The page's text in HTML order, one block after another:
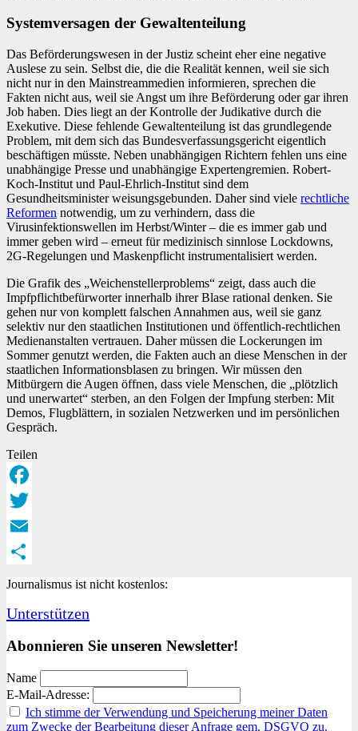
Systemversagen der Gewaltenteilung
Das Beförderungswesen in der Justiz scheint eher eine negative
Auslese zu sein. Selbst die, die die Realität kennen, weil sie sich
nicht nur in den Mainstreammedien informieren, sprechen die
Fakten nicht aus, weil sie Angst um ihre Beförderung oder gar ihren
Job haben. Dies liegt an der Kontrolle der Judikative durch die
Exekutive. Diese fehlende Gewaltenteilung ist das grundlegende
Problem, mit dem sich das Bundesverfassungsgericht eigentlich
beschäftigen müsste. Neben unabhängigen Richtern fehlen uns eine
unabhängige Presse und unabhängige Expertengremien. Robert-
Koch-Institut und Paul-Ehrlich-Institut sind dem
Gesundheitsminister weisungsgebunden. Daher sind viele rechtliche
Reformen notwendig, um zu verhindern, dass die
Virusinfektionswellen im Herbst/Winter – die es immer gab und
immer geben wird – erneut für medizinisch sinnlose Lockdowns,
2G-Regelungen und Maskenpflicht instrumentalisiert werden.
Die Grafik des „Weichenstellerproblems“ zeigt, dass auch die
Impfpflichtbefürworter innerhalb ihrer Blase rational denken. Sie
gehen nur von komplett falschen Annahmen aus, weil sie ganz
selektiv nur den staatlichen Institutionen und öffentlich-rechtlichen
Medienanstalten vertrauen. Daher müssen die Lockerungen im
Sommer genutzt werden, die Fakten auch an diese Menschen in der
staatlichen Informationsblasen zu bringen. Wir müssen den
Mitbürgern die Augen öffnen, dass viele Menschen, die „plötzlich
und unerwartet“ sterben, an den Folgen der Impfung sterben: Mit
Demos, Flugblättern, in sozialen Netzwerken und im persönlichen
Gespräch.
Teilen
Facebook
Twitter
Email
Teilen
Journalismus ist nicht kostenlos:
Unterstützen
Abonnieren Sie unseren Newsletter!
Name
E-Mail-Adresse:
Ich stimme der Verwendung und Speicherung meiner Daten
zum Zwecke der Bearbeitung dieser Anfrage gem. DSGVO zu.